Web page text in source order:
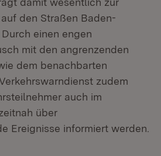
den Straßen Baden-
einen engen
mit den angrenzenden
dem benachbarten
zudem
auch im
über
Ereignisse informiert werden.